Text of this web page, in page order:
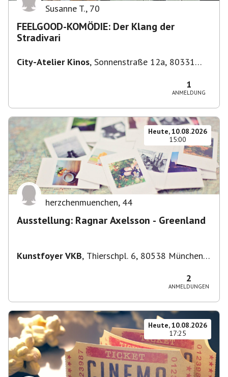
Susanne T., 70
FEELGOOD-KOMÖDIE: Der Klang der
Stradivari
City-Atelier Kinos, Sonnenstraße 12a, 80331
1
ANMELDUNG
Heute, 10.08.2026
15:00
herzchenmuenchen, 44
Ausstellung: Ragnar Axelsson - Greenland
Kunstfoyer VKB, Thierschpl. 6, 80538 München,
2
ANMELDUNGEN
Heute, 10.08.2026
17:25